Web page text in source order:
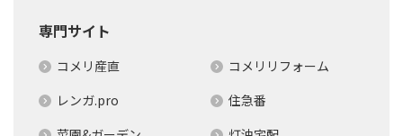
専門サイト
コメリ産直
コメリリフォーム
レンガ.pro
住急番